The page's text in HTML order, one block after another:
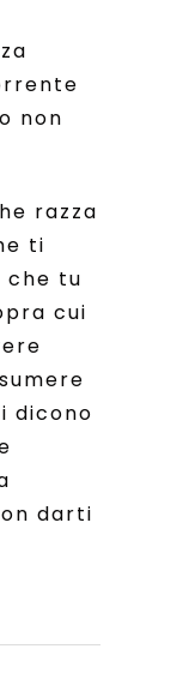
non
razza
ti
che tu
cui
dicono
darti